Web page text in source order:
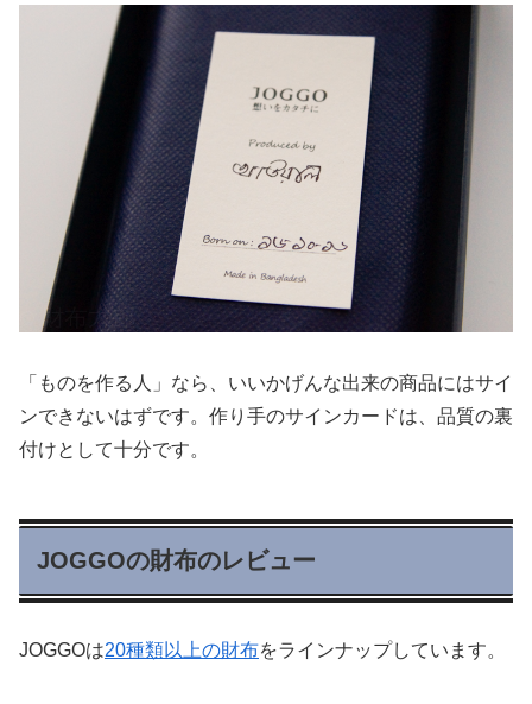
「ものを作る人」なら、いいかげんな出来の商品にはサイ
ンできないはずです。作り手のサインカードは、品質の裏
付けとして十分です。
JOGGOの財布のレビュー
JOGGOは20種類以上の財布をラインナップしています。